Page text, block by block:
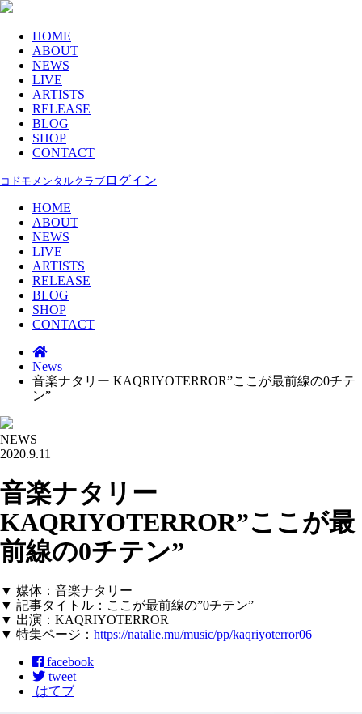
HOME
ABOUT
NEWS
LIVE
ARTISTS
RELEASE
BLOG
SHOP
CONTACT
コドモメンタルクラブ ログイン
HOME
ABOUT
NEWS
LIVE
ARTISTS
RELEASE
BLOG
SHOP
CONTACT
News
音楽ナタリー KAQRIYOTERROR”ここが最前線の0チテ
ン”
NEWS
2020.9.11
音楽ナタリー
KAQRIYOTERROR”ここが最
前線の0チテン”
▼ 媒体：音楽ナタリー
▼ 記事タイトル：ここが最前線の”0チテン”
▼ 出演：KAQRIYOTERROR
▼ 特集ページ： https://natalie.mu/music/pp/kaqriyoterror06
facebook
tweet
はてブ